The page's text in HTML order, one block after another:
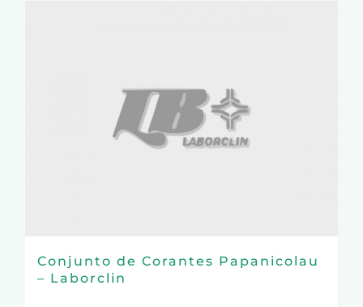
Conjunto de Corantes Papanicolau
– Laborclin